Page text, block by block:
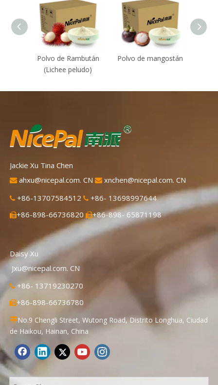
Polvo de Rambután
(Lichee peludo)
Polvo de mangostán
Jackie Xu Tina Chen
 ahxu@nicepal.com. CN  xnchen@nicepal.com. CN
 +86-13707584512  +86- 13698997644
+86-898-66736820 +86-898- 65871198
Daisy Xu
Jxu@nicepal.com. CN
 +86- 13719230270
+86-898-66736780
No.9 Chengli Street, Wutong Road, Distrito Longhua, Ciudad
de Haikou, Hainan, China